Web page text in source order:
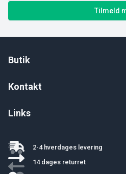
Tilmeld
Butik
Kontakt
Links
2-4 hverdages levering
14 dages returret